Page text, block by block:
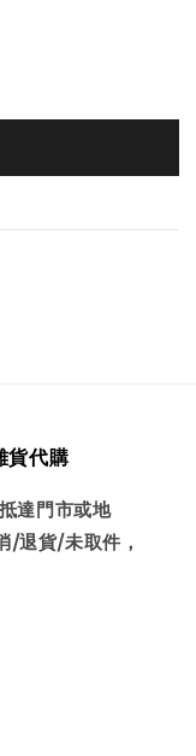
貨代購
達門市或地
/退貨/未取件，